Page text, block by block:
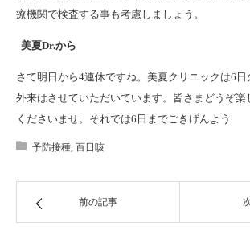
療機関で検査する事も考慮しましょう。
美夏Dr.から
さて明日から4連休ですね。美夏クリニックは6日
外来はさせていただいています。皆さまどうぞ楽
くださいませ。それでは6日までごきげんよう
予防接種, 百日咳
前の記事